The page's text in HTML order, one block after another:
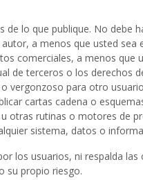
lo que publique. No debe
a menos que usted sea
comerciales, a menos que
de terceros o los derechos
vergonzoso para otro
cartas cadena o
otras rutinas o motores de
sistema, datos o
los usuarios, ni respalda
su propio riesgo.